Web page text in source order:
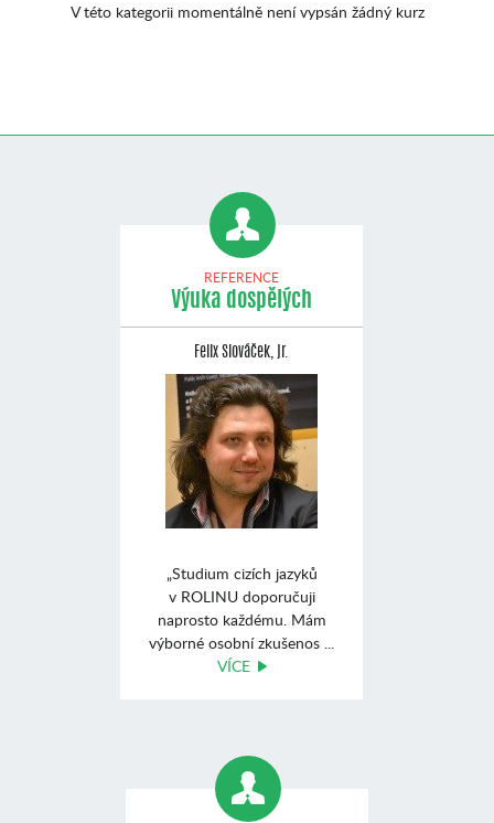
V této kategorii momentálně není vypsán žádný kurz
REFERENCE
Výuka dospělých
Felix Slováček, jr.
„Studium cizích jazyků
v ROLINU doporučuji
naprosto každému. Mám
výborné osobní zkušenos ...
VÍCE